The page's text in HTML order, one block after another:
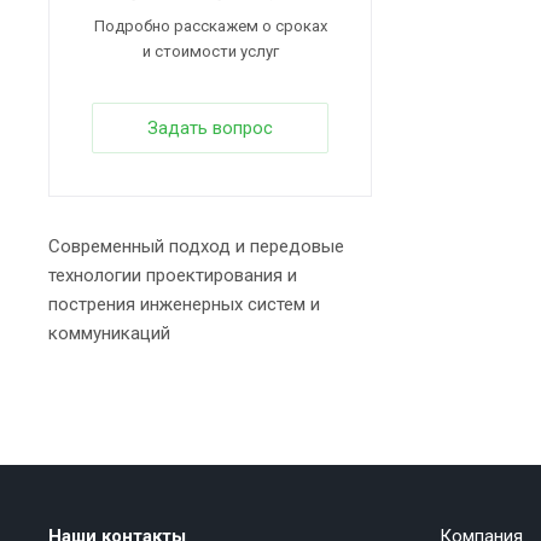
Подробно расскажем о сроках
и стоимости услуг
Задать вопрос
Современный подход и передовые
технологии проектирования и
пострения инженерных систем и
коммуникаций
Наши контакты Компания